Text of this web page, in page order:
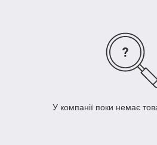
У компанії поки немає